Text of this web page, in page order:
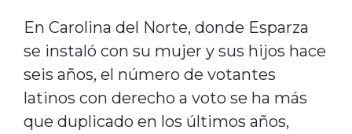
En Carolina del Norte, donde Esparza
se instaló con su mujer y sus hijos hace
seis años, el número de votantes
latinos con derecho a voto se ha más
que duplicado en los últimos años,